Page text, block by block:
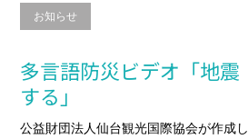
お知らせ
多言語防災ビデオ「地震
する」
公益財団法人仙台観光国際協会が作成し